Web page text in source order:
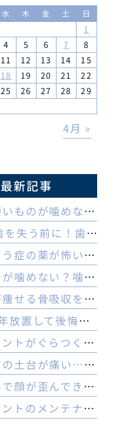
水 木 金 土 日
1
4 5 6 7
8
11 12 13 14
15
18 19 20 21
22
25 26 27 28
29
4月 »
最新記事
奥歯で硬いものが噛めない理由とは？ヒビや内部炎症の疑いと対策
40代で歯を失う前に！歯周病のセルフチェックと守る予防法
骨粗しょう症の薬が怖い方へ。顎骨壊死リスクを防ぐ3つの対策
硬いものが噛めない？噛む力の低下と認知症の関係と受診の目安
顎の骨が痩せる骨吸収を放置…治療は難しい？手遅れを防ぐ3つの対策
抜歯を2年放置して後悔…今からでもインプラントはできる？
インプラントがぐらつく！受診前にやるべき応急処置とNG行動一覧
ブリッジの土台が痛い…やり直すべき？インプラントとの判断基準を解説
片側噛みで顔が歪んできた…奥歯を失った40代女性のインプラントという選択肢
インプラントのメンテナンスに行かないとどうなる？ 他院でやってもいいの？